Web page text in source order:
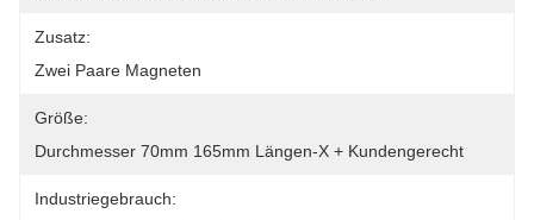
Zusatz:
Zwei Paare Magneten
Größe:
Durchmesser 70mm 165mm Längen-X + Kundengerecht
Industriegebrauch: